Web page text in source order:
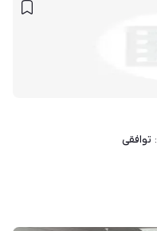
: توافقی